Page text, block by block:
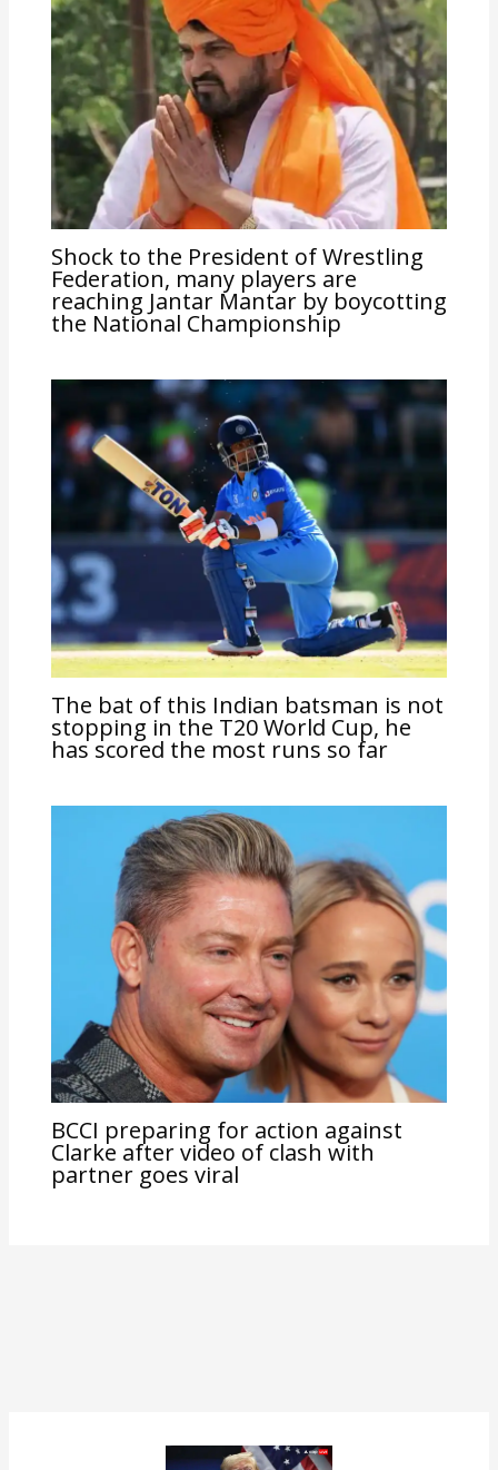
Shock to the President of Wrestling
Federation, many players are
reaching Jantar Mantar by boycotting
the National Championship
The bat of this Indian batsman is not
stopping in the T20 World Cup, he
has scored the most runs so far
BCCI preparing for action against
Clarke after video of clash with
partner goes viral